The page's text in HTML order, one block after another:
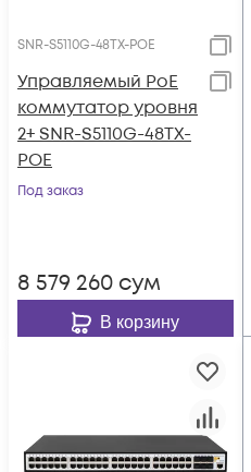
SNR-S5110G-48TX-POE
Управляемый PoE
коммутатор уровня
2+ SNR-S5110G-48TX-
POE
Под заказ
8 579 260 сум
В корзину